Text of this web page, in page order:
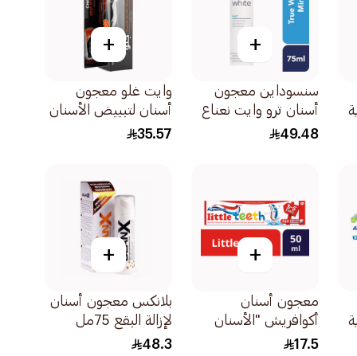
+
سنسوداين معجون
أسنان ترو وايت نعناع
لحساسية الأسنان
49.48
+
وايت غلو معجون
أسنان لتبييض الأسنان
بالفحم النشط مع
35.57
+
معجون أسنان
أكوافريش "الأسنان
الصغيرة" 50مل
17.5
+
بلانكس معجون أسنان
لإزالة البقع 75مل
48.3